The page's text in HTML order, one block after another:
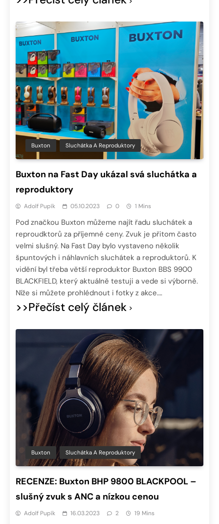
Buxton Sluchátka A Reproduktory
Buxton na Fast Day ukázal svá sluchátka a
reproduktory
Adolf Pupík 05.10.2023 0 1 Mins
Pod značkou Buxton můžeme najít řadu sluchátek a
reproudktorů za příjemné ceny. Zvuk je přitom často
velmi slušný. Na Fast Day bylo vystaveno několik
špuntových i náhlavních sluchátek a reproduktorů. K
vidění byl třeba větší reproduktor Buxton BBS 9900
BLACKFIELD, který aktuálně testuji a vede si výborně.
Níže si můžete prohlédnout i fotky z akce….
>>Přečíst celý článek
Buxton Sluchátka A Reproduktory
RECENZE: Buxton BHP 9800 BLACKPOOL –
slušný zvuk s ANC a nízkou cenou
Adolf Pupík 16.03.2023 2 19 Mins